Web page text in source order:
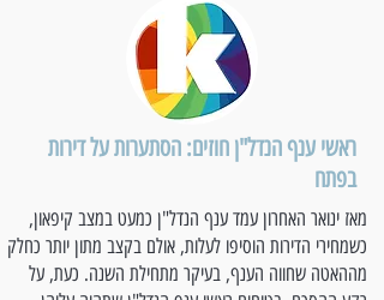
ראשי ענף הנדל"ן חוזים: הסתערות על דירות
בפתח
מאז ינואר האחרון עמד ענף הנדל"ן כמעט במצב קיפאון,
כשמחירי הדירות הוסיפו לעלות, אולם בקצב מתון יותר כחלק
מההאטה שחווה הענף, בעיקר מתחילת השנה. כעת, על